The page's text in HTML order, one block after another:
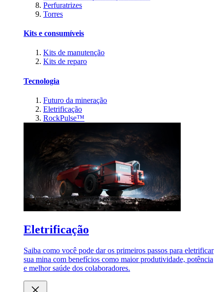
Perfuratrizes
Torres
Kits e consumíveis
Kits de manutenção
Kits de reparo
Tecnologia
Futuro da mineração
Eletrificação
RockPulse™
Eletrificação
Saiba como você pode dar os primeiros passos para eletrificar
sua mina com benefícios como maior produtividade, potência
e melhor saúde dos colaboradores.